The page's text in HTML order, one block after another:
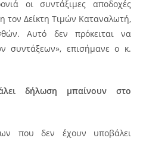
οι συντάξιμες αποδοχές
τον Δείκτη Τιμών Καταναλωτή,
Αυτό δεν πρόκειται να
συντάξεων», επισήμανε ο κ.
δήλωση μπαίνουν στο
που δεν έχουν υποβάλει